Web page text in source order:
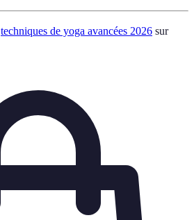
techniques de yoga avancées 2026 sur